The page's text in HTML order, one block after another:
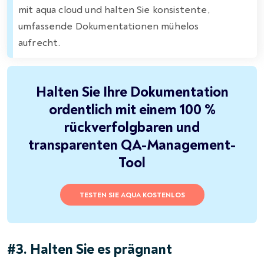
mit aqua cloud und halten Sie konsistente,
umfassende Dokumentationen mühelos
aufrecht.
Halten Sie Ihre Dokumentation
ordentlich mit einem 100 %
rückverfolgbaren und
transparenten QA-Management-
Tool
TESTEN SIE AQUA KOSTENLOS
#3. Halten Sie es prägnant